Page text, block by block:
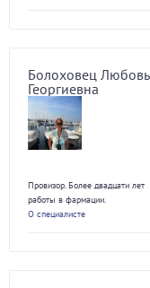
Болоховец Любовь
Георгиевна
Провизор. Более двадцати лет
работы в фармации.
О специалисте